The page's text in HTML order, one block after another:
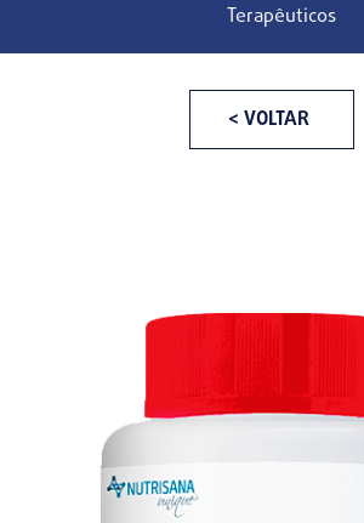
Terapêuticos
< VOLTAR